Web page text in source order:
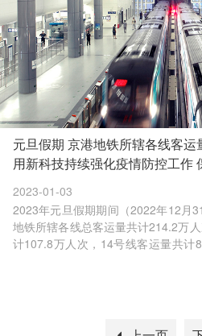
元旦假期 京港地铁所辖各线客
用新科技持续强化疫情防控工作
2023年元旦假期期间（2022年12月
地铁所辖各线总客运量共计214.2万
计107.8万人次，14号线客运量共计
计开行列车4356列次，京港地铁所
2023-01-03